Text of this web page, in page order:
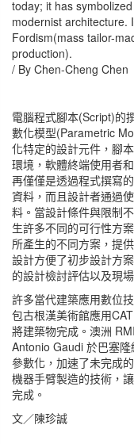
today; it has
modernist architecture.
Fordism(mass tailor-
production).
/ By Chen-Cheng Chen
電腦程式腳本(Script)的
數化模型(Parametric
化特定的設計元件，腳
環境，軟體終端使用者
再僅僅是透過程式撰寫
資料，而且設計者通過
料。當設計條件與限制
生許多不同的可行性方
所產生的不同方案，提
設計方便了初步設計方
的設計檢討評估以及現
許多當代建築應用數位
包古根漢美術館應用
將建築物完成。澳洲
Antonio Gaudi 於巴塞
參數化，加速了未完成
機器手臂製造的技術，
完成。
文／陳珍誠